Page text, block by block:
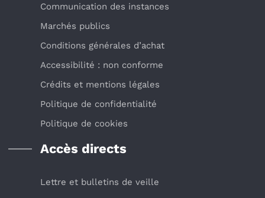
Communication des instances
Marchés publics
Conditions générales d’achat
Accessibilité : non conforme
Crédits et mentions légales
Politique de confidentialité
Politique de cookies
Accès directs
Lettre et bulletins de veille